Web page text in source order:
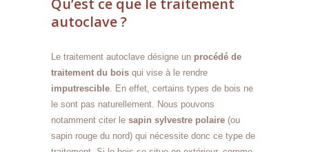
autoclave ?
Le traitement autoclave désigne un procédé de
traitement du bois qui vise à le rendre
imputrescible . En effet, certains types de bois ne
le sont pas naturellement. Nous pouvons
notamment citer le sapin sylvestre polaire (ou
sapin rouge du nord) qui nécessite donc ce type de